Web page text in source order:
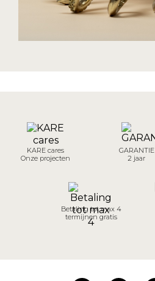
KARE cares
Onze projecten
GARANTIE
2 jaar
Betaling tot max 4
termijnen gratis